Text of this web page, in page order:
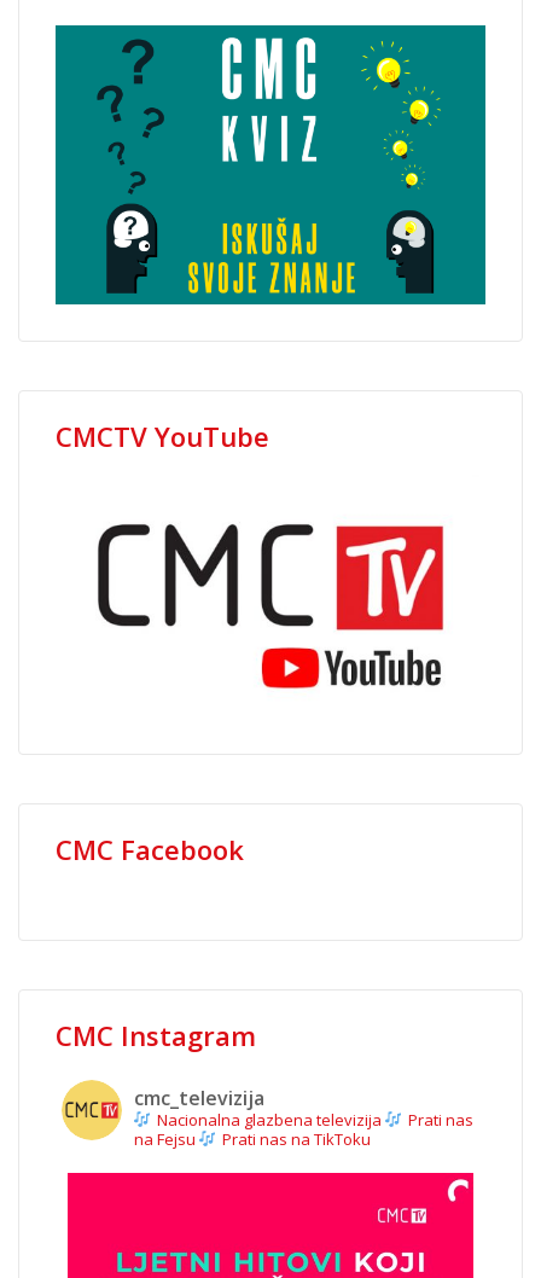
CMCTV YouTube
CMC Facebook
CMC Instagram
cmc_televizija
Nacionalna glazbena televizija
Prati nas
na Fejsu
Prati nas na TikToku